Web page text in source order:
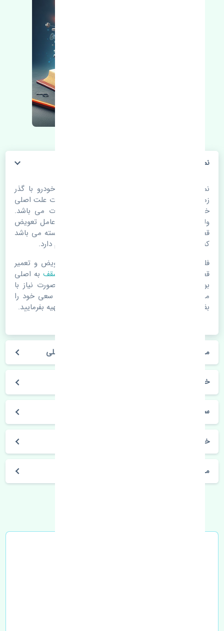
نمدی سقف کیا سراتو 2006-2007 اصلی
نمدی سقف کیا سراتو 2006-2007 اصلی. قطعات خودرو با گذر
زمان و طی مسافت مستحلک می شوند. اغلب اوقات علت اصلی
خرابی لوازم یدکی اتومبیل مستحلک شدن قطعات می باشد.
ولی دلایلی مثل تصادفات و حوادث نیز می تواند عامل تعویض
قطعات یدکی باشد. خودرو مجموعه ای به هم پیوسته می باشد
که هر قطعه روی قطعه یا قطعات دیگر تاثیر مستقیم دارد.
فلذا در صورت خرابی در اسرع زمان نسبت به تعویض و تعمیر
قطعات یدکی اقدام فرمایید. در زمان
خرید نمدی سقف به اصلی
بودن و کیفیت قطعات بسیار توجه بفرمایید. در صورت نیاز با
مکانیک و کارشناسان در این زمینه مشورت کنید. سعی خود را
بفرمایید تا قطعات یدکی را از فروشگاه های معتبر تهیه بفرمایید.
مشخصات فنی نمدی سقف کیا سراتو 2006-2007 اصلی
خودروسازی کیا
سراتو 2006-2007
خرید نمدی سقف کیا سراتو 2006-2007 اصلی
مشخصات فنی اتومبیل